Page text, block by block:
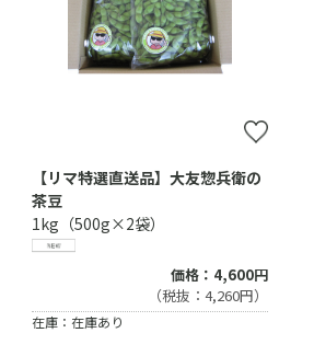
【リマ特選直送品】大友惣兵衛の
茶豆
1kg（500g×2袋）
価格：4,600円
（税抜：4,260円）
在庫：在庫あり